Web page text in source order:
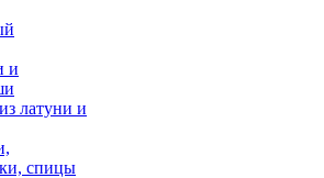
и
латуни и
спицы